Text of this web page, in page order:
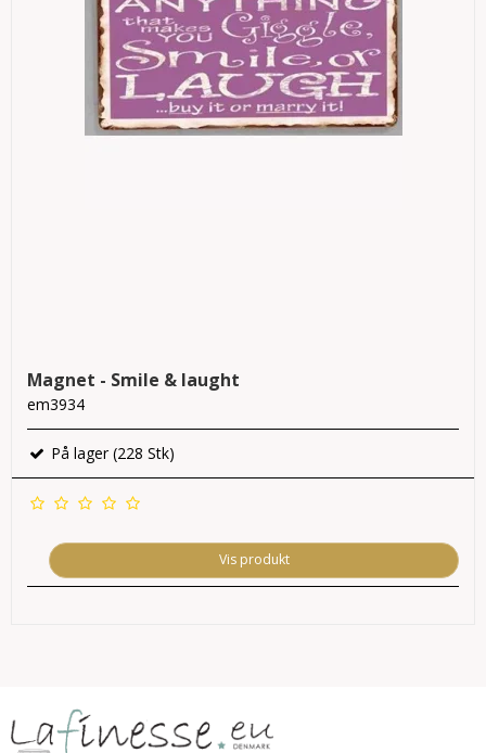
Magnet - Smile & laught
em3934
På lager (228 Stk)
Vis produkt